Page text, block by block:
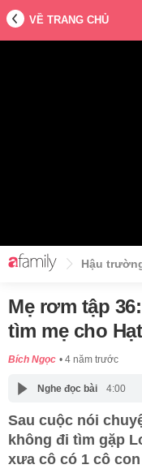
VỀ TRANG CHỦ
Hậu
Mẹ rơm tập
tìm mẹ cho
Bích Ngọc 4 năm trước
Nghe đọc bài 4:00
Sau cuộc nói
không đi tìm gặp
xưa cô có 1 cô